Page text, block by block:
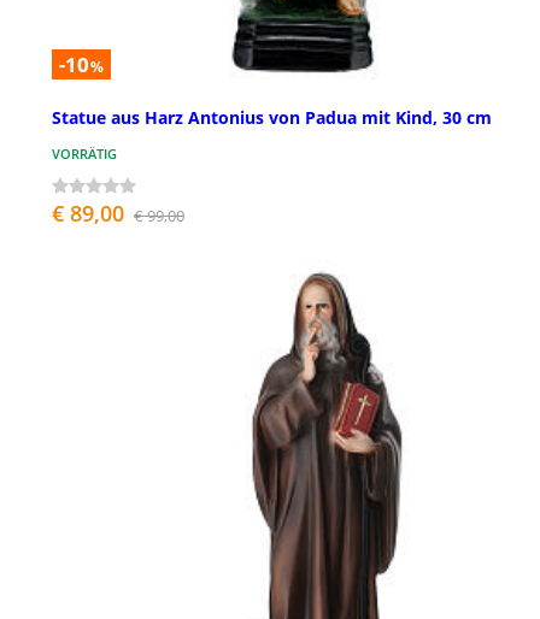
-10%
Statue aus Harz Antonius von Padua mit Kind, 30 cm
VORRÄTIG
€ 89,00 € 99,00